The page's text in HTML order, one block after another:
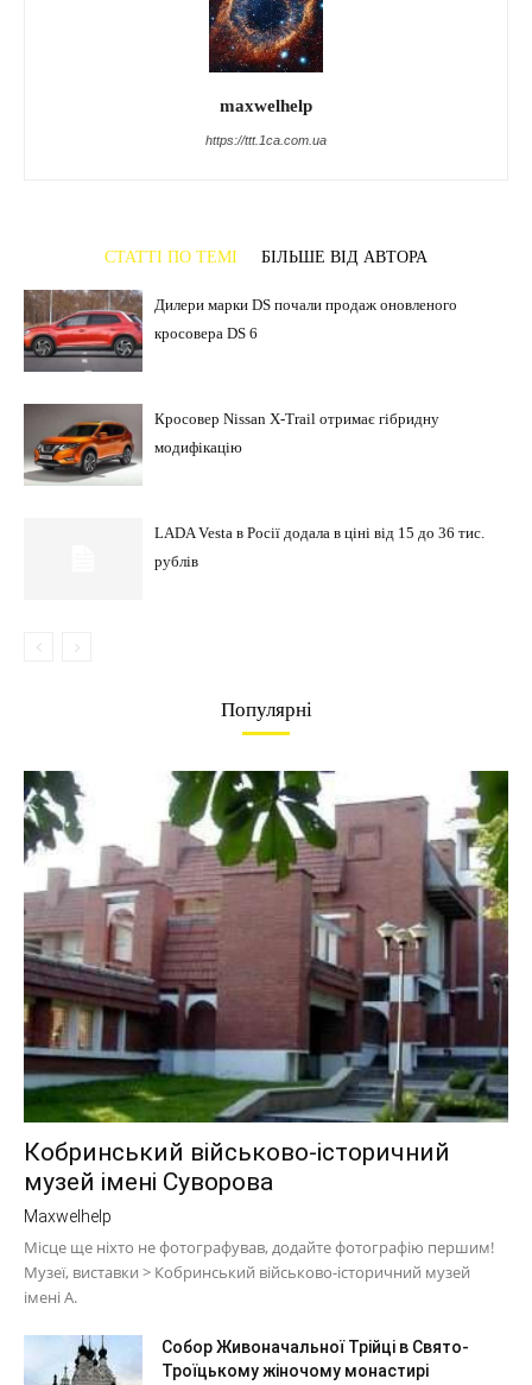
maxwelhelp
https://ttt.1ca.com.ua
СТАТТІ ПО ТЕМІ БІЛЬШЕ ВІД АВТОРА
Дилери марки DS почали продаж оновленого
кросовера DS 6
Кросовер Nissan X-Trail отримає гібридну
модифікацію
LADA Vesta в Росії додала в ціні від 15 до 36 тис.
рублів
Популярні
Кобринський військово-історичний
музей імені Суворова
Maxwelhelp
Місце ще ніхто не фотографував, додайте фотографію першим!
Музеї, виставки > Кобринський військово-історичний музей
імені А.
Собор Живоначальної Трійці в Свято-
Троїцькому жіночому монастирі